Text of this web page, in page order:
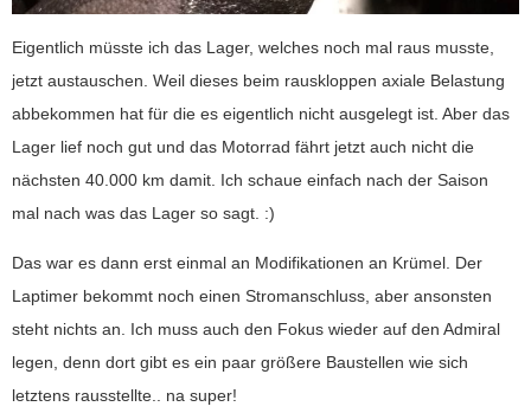
Eigentlich müsste ich das Lager, welches noch mal raus musste,
jetzt austauschen. Weil dieses beim rauskloppen axiale Belastung
abbekommen hat für die es eigentlich nicht ausgelegt ist. Aber das
Lager lief noch gut und das Motorrad fährt jetzt auch nicht die
nächsten 40.000 km damit. Ich schaue einfach nach der Saison
mal nach was das Lager so sagt. :)
Das war es dann erst einmal an Modifikationen an Krümel. Der
Laptimer bekommt noch einen Stromanschluss, aber ansonsten
steht nichts an. Ich muss auch den Fokus wieder auf den Admiral
legen, denn dort gibt es ein paar größere Baustellen wie sich
letztens rausstellte.. na super!